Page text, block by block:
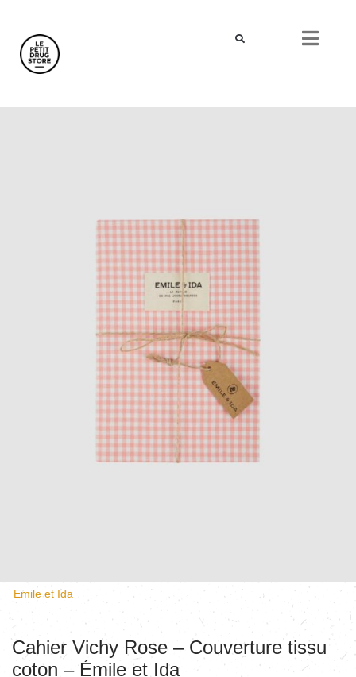
Emile et Ida
Cahier Vichy Rose – Couverture tissu
coton – Émile et Ida